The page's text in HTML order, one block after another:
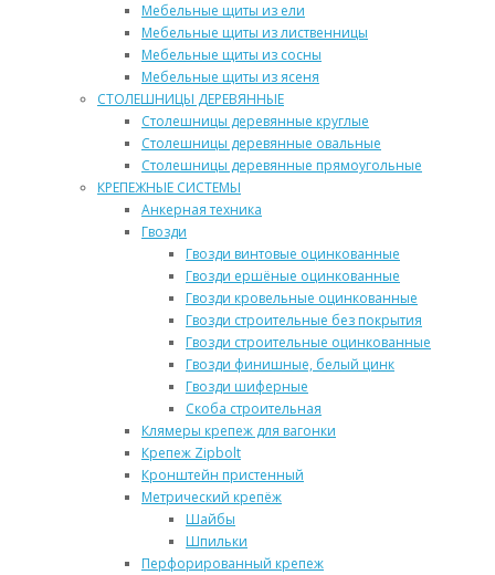
Мебельные щиты из ели
Мебельные щиты из лиственницы
Мебельные щиты из сосны
Мебельные щиты из ясеня
СТОЛЕШНИЦЫ ДЕРЕВЯННЫЕ
Столешницы деревянные круглые
Столешницы деревянные овальные
Столешницы деревянные прямоугольные
КРЕПЕЖНЫЕ СИСТЕМЫ
Анкерная техника
Гвозди
Гвозди винтовые оцинкованные
Гвозди ершёные оцинкованные
Гвозди кровельные оцинкованные
Гвозди строительные без покрытия
Гвозди строительные оцинкованные
Гвозди финишные, белый цинк
Гвозди шиферные
Скоба строительная
Клямеры крепеж для вагонки
Крепеж Zipbolt
Кронштейн пристенный
Метрический крепёж
Шайбы
Шпильки
Перфорированный крепеж